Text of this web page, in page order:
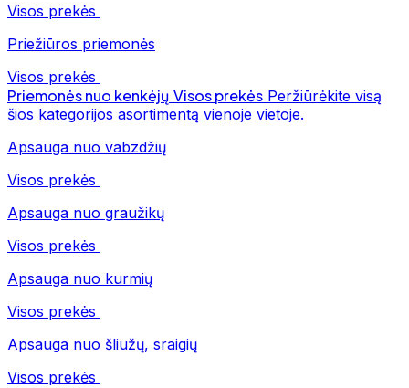
Visos prekės
Priežiūros priemonės
Visos prekės
Priemonės nuo kenkėjų Visos prekės Peržiūrėkite visą
šios kategorijos asortimentą vienoje vietoje.
Apsauga nuo vabzdžių
Visos prekės
Apsauga nuo graužikų
Visos prekės
Apsauga nuo kurmių
Visos prekės
Apsauga nuo šliužų, sraigių
Visos prekės